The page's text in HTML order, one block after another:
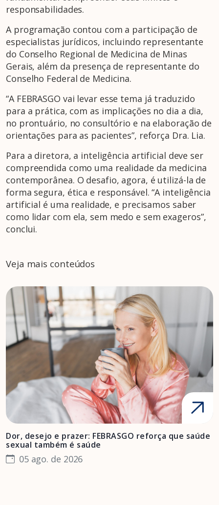
responsabilidades.
A programação contou com a participação de
especialistas jurídicos, incluindo representante
do Conselho Regional de Medicina de Minas
Gerais, além da presença de representante do
Conselho Federal de Medicina.
“A FEBRASGO vai levar esse tema já traduzido
para a prática, com as implicações no dia a dia,
no prontuário, no consultório e na elaboração de
orientações para as pacientes”, reforça Dra. Lia.
Para a diretora, a inteligência artificial deve ser
compreendida como uma realidade da medicina
contemporânea. O desafio, agora, é utilizá-la de
forma segura, ética e responsável. “A inteligência
artificial é uma realidade, e precisamos saber
como lidar com ela, sem medo e sem exageros”,
conclui.
Veja mais conteúdos
Dor, desejo e prazer: FEBRASGO reforça que saúde
sexual também é saúde
05 ago. de 2026